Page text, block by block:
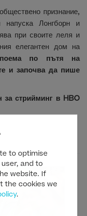
to optimise
and to
website. If
the cookies we
.
признание,
Лонгборн и
при своите леля и
елегантен дом на
по пътя на
и започва да пише
за стрийминг в HBO